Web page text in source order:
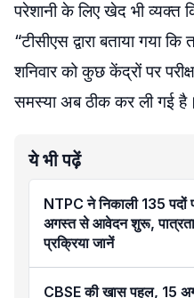
परेशानी के लिए खेद भी व्यक्त
“टीसीएस द्वारा बताया गया
शनिवार को कुछ केंद्रों पर
समस्या अब ठीक कर ली गई
ये भी पढ़ें
NTPC ने निकाली 135 पदों
अगस्त से आवेदन शुरू,
प्रक्रिया जानें
CBSE की खास पहल, 15